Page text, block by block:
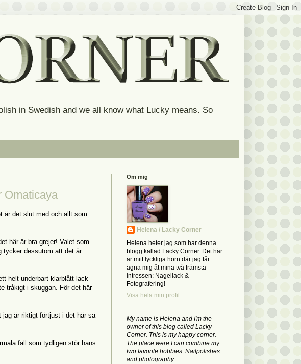
in Swedish and we all know what Lucky means. So
Omaticaya
är det slut med och allt som
här är bra grejer! Valet som
tycker dessutom att det är
helt underbart klarblått lack
tråkigt i skuggan. För det här
jag är riktigt förtjust i det här så
fall som tydligen stör hans
Om mig
Helena / Lacky Corner
Helena heter jag som har denna
blogg kallad Lacky Corner. Det här
är mitt lyckliga hörn där jag får
ägna mig åt mina två främsta
intressen: Nagellack &
Fotografering!
Visa hela min profil
My name is Helena and I'm the
owner of this blog called Lacky
Corner. This is my happy corner.
The place were I can combine my
two favorite hobbies: Nailpolishes
and photography.